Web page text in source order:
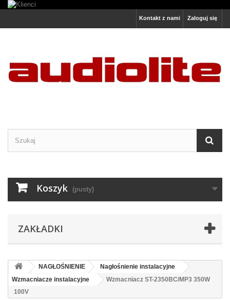
Zaloguj się
Kontakt z nami
Koszyk (pusty)
ZAKŁADKI
NAGŁOŚNIENIE
Nagłośnienie instalacyjne
Wzmacniacze instalacyjne
Wzmacniacz ST-2350BC/MP3 350W
100V